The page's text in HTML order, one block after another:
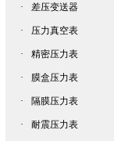
· 差压变送器
· 压力真空表
· 精密压力表
· 膜盒压力表
· 隔膜压力表
· 耐震压力表